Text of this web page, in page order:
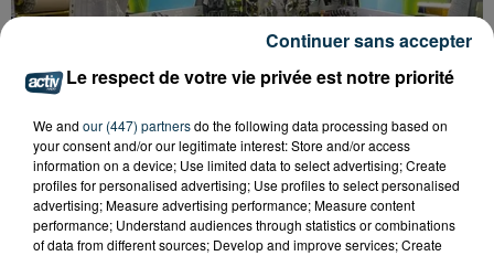
RECHERCHE GAREUR DE MÉTIERS TEXTILES
Le respect de votre vie privée est notre priorité
We and our (447) partnersdo the following data processing based on
your consent and/or our legitimate interest: Store and/or access
information on a device; Use limited data to select advertising; Create
profiles for personalised advertising; Use profiles to select personalised
advertising; Measure advertising performance; Measure content
performance; Understand audiences through statistics or combinations
of data from different sources; Develop and improve services; Create
Continuer sans accepter